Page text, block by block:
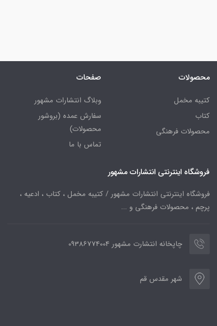
محصولات
کتیبه مخمل
کتاب
محصولات فرهنگی
صفحات
وبلاگ انتشارات مشهور
سفارش عمده (بروشور
محصولات)
تماس با ما
فروشگاه اینترنتی انتشارات مشهور
فروشگاه اینترنتی انتشارات مشهور / کتیبه مخمل ، کتاب ، ادعیه ،
پرچم ، محصولات فرهنگی و ...
چاپخانه انتشارت مشهور 09386774004
شهر مقدس قم